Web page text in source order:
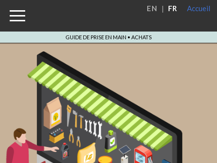
Menu
EN | FR Accueil
GUIDE DE PRISE EN MAIN • ACHATS